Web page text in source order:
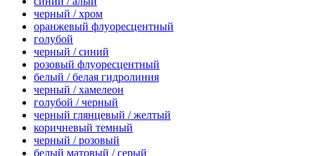
черный / хром
оранжевый флуоресцентный
голубой
черный / синий
розовый флуоресцентный
белый / белая гидролиния
черный / хамелеон
голубой / черный
черный глянцевый / желтый
коричневый темный
черный / розовый
белый матовый / серый